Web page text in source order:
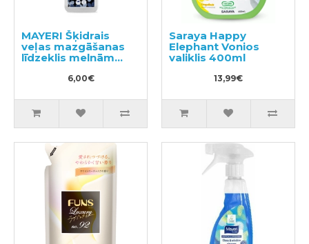
MAYERI Šķidrais
veļas mazgāšanas
līdzeklis melnām
6,00€
Saraya Happy
Elephant Vonios
valiklis 400ml
13,99€